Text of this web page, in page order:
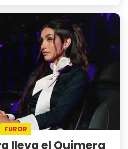
FUROR
lleva el Quimera